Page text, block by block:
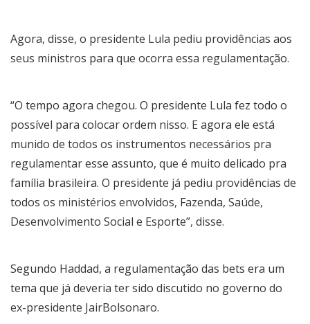
Agora, disse, o presidente Lula pediu providências aos
seus ministros para que ocorra essa regulamentação.
“O tempo agora chegou. O presidente Lula fez todo o
possível para colocar ordem nisso. E agora ele está
munido de todos os instrumentos necessários pra
regulamentar esse assunto, que é muito delicado pra
família brasileira. O presidente já pediu providências de
todos os ministérios envolvidos, Fazenda, Saúde,
Desenvolvimento Social e Esporte”, disse.
Segundo Haddad, a regulamentação das bets era um
tema que já deveria ter sido discutido no governo do
ex-presidente JairBolsonaro.